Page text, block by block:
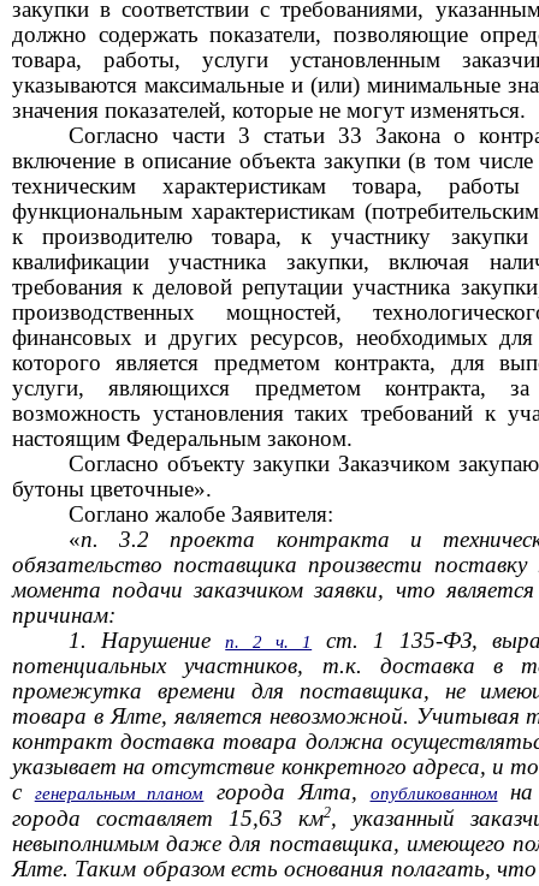
закупки в соответствии с требованиями,
должно содержать показатели, позволяющие
товара, работы, услуги установленным
указываются максимальные и (или) минимальные
значения показателей, которые не могут изменяться.
Согласно части 3 статьи 33 Закона о
включение в описание объекта закупки (в том
техническим характеристикам товара,
функциональным характеристикам
к производителю товара, к участнику
квалификации участника закупки, включая
требования к деловой репутации участника
производственных мощностей,
финансовых и других ресурсов, необходимых для
которого является предметом контракта, для
услуги, являющихся предметом контракта,
возможность установления таких требований к
настоящим Федеральным законом.
Согласно объекту закупки Заказчиком
бутоны цветочные».
Соглано жалобе Заявителя:
«п. 3.2 проекта контракта и
обязательство поставщика произвести
момента подачи заказчиком заявки, что
причинам:
1. Нарушениеп. 2 ч. 1
ст. 1 135-ФЗ,
потенциальных участников, т.к. доставка в
промежутка времени для поставщика, не
товара в Ялте, является невозможной. Учитывая
контракт доставка товара должна
указывает на отсутствие конкретного адреса, и
с
генеральным планом города Ялта, опубликованномна
города составляет 15,63 км2, указанный
невыполнимым даже для поставщика, имеющего
Ялте. Таким образом есть основания полагать,